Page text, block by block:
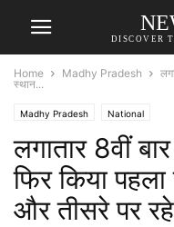
DISCOVER
Home Madhy Pradesh
स्थान...
Madhy Pradesh National
लगातार 8वीं
फिर किया
और तीसरे पर